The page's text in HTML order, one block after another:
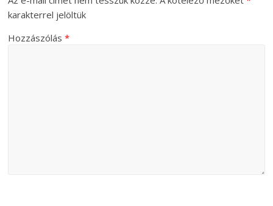
karakterrel jelöltük
Hozzászólás*